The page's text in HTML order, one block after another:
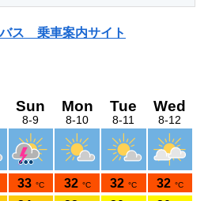
ス 乗車案内サイト